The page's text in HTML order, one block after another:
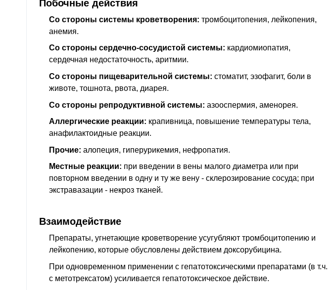
Побочные действия
Со стороны системы кроветворения: тромбоцитопения, лейкопения,
анемия.
Со стороны сердечно-сосудистой системы: кардиомиопатия,
сердечная недостаточность, аритмии.
Со стороны пищеварительной системы: стоматит, эзофагит, боли в
животе, тошнота, рвота, диарея.
Со стороны репродуктивной системы: азооспермия, аменорея.
Аллергические реакции: крапивница, повышение температуры тела,
анафилактоидные реакции.
Прочие: алопеция, гиперурикемия, нефропатия.
Местные реакции: при введении в вены малого диаметра или при
повторном введении в одну и ту же вену - склерозирование сосуда; при
экстравазации - некроз тканей.
Взаимодействие
Препараты, угнетающие кроветворение усугубляют тромбоцитопению и
лейкопению, которые обусловлены действием доксорубицина.
При одновременном применении с гепатотоксическими препаратами (в т.ч.
с метотрексатом) усиливается гепатотоксическое действие.